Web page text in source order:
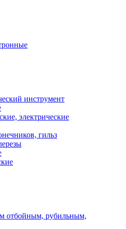
инструмент
электрические
гильз
отбойным, рубильным,